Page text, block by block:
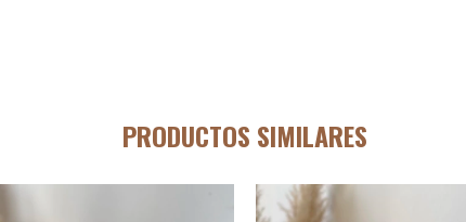
PRODUCTOS SIMILARES